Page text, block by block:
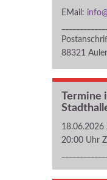
EMail:
88321
Termine
18.06.2026
20:00 Uhr